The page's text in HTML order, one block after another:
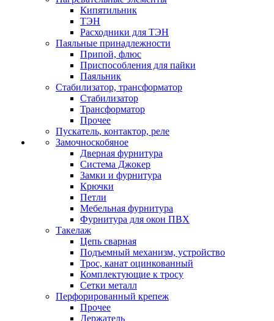
Кипятильник
ТЭН
Расходники для ТЭН
Паяльные принадлежности
Припой, флюс
Приспособления для пайки
Паяльник
Стабилизатор, трансформатор
Стабилизатор
Трансформатор
Прочее
Пускатель, контактор, реле
Замочноскобяное
Дверная фурнитура
Система Джокер
Замки и фурнитура
Крючки
Петли
Мебельная фурнитура
Фурнитура для окон ПВХ
Такелаж
Цепь сварная
Подъемный механизм, устройство
Трос, канат оцинкованный
Комплектующие к тросу
Сетки металл
Перфорированный крепеж
Прочее
Держатель